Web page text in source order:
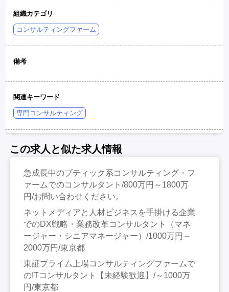
組織カテゴリ
コンサルティングファーム
備考
関連キーワード
専門コンサルティング
この求人と似た求人情報
急成長中のブティック系コンサルティング・フ
ァームでのコンサルタント/800万円～1800万
円/お問い合わせください。
ネットメディアと人材ビジネスを手掛ける企業
でのDX戦略・業務改革コンサルタント（マネ
ージャー・シニアマネージャー）/1000万円～
2000万円/東京都
東証プライム上場コンサルティングファームで
のITコンサルタント【未経験歓迎】/～1000万
円/東京都